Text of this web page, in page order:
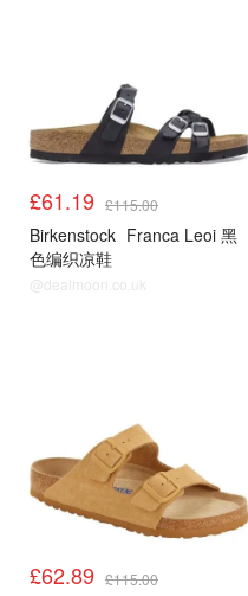
£61.19 £115.00
Birkenstock Franca Leoi 黑
色编织凉鞋
@dealmoon.co.uk
£62.89 £115.00